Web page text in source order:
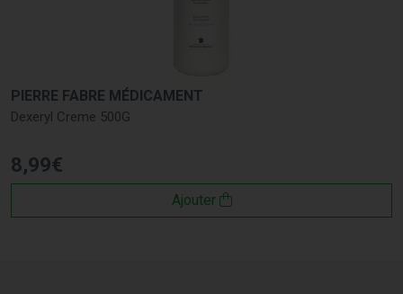
PIERRE FABRE MÉDICAMENT
Dexeryl Creme 500G
8,99€
Ajouter